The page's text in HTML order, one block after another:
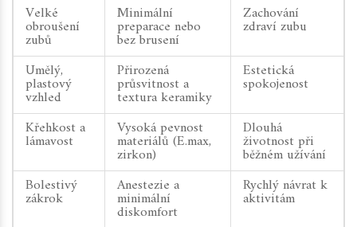
Velké
obroušení
zubů
Minimální
preparace nebo
bez brusení
Zachování
zdraví zubu
Umělý,
plastový
vzhled
Přirozená
průsvitnost a
textura keramiky
Estetická
spokojenost
Křehkost a
lámavost
Vysoká pevnost
materiálů (E.max,
zirkon)
Dlouhá
životnost při
běžném užívání
Bolestivý
zákrok
Anestezie a
minimální
diskomfort
Rychlý návrat k
aktivitám